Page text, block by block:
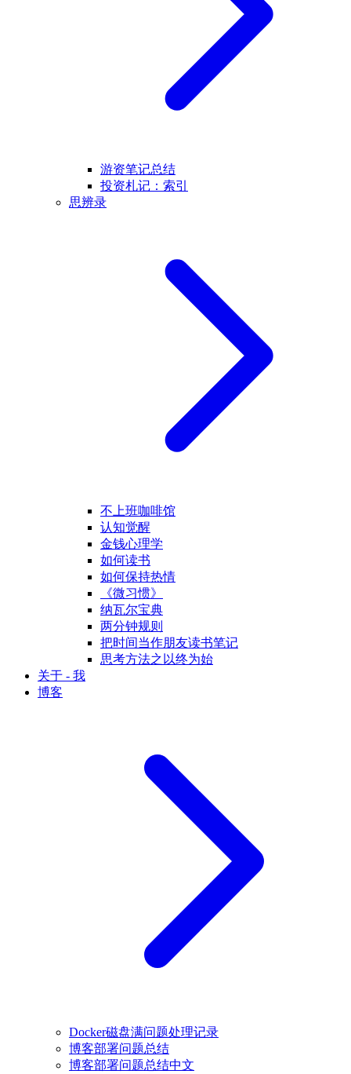
游资笔记总结
投资札记：索引
思辨录
不上班咖啡馆
认知觉醒
金钱心理学
如何读书
如何保持热情
《微习惯》
纳瓦尔宝典
两分钟规则
把时间当作朋友读书笔记
思考方法之以终为始
关于 - 我
博客
Docker磁盘满问题处理记录
博客部署问题总结
博客部署问题总结中文